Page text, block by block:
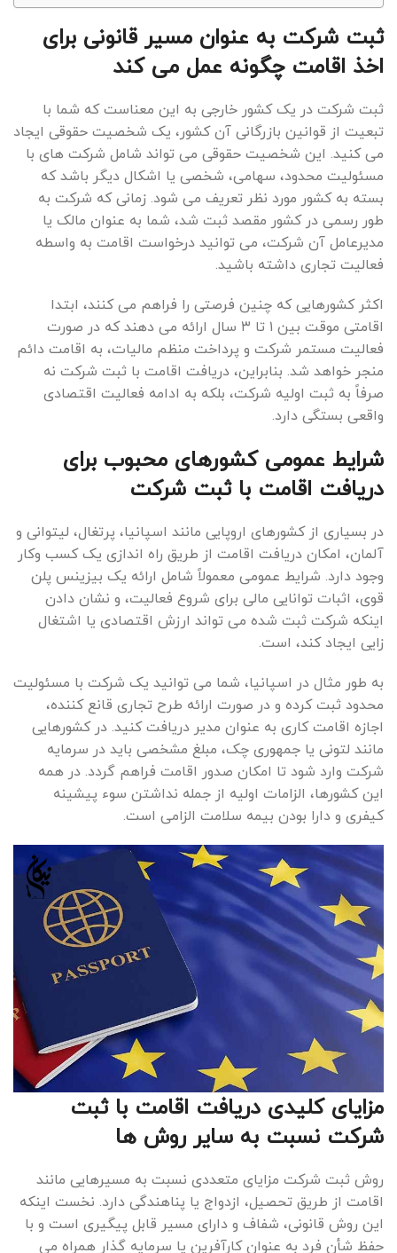
ثبت شرکت به عنوان مسیر قانونی برای
اخذ اقامت چگونه عمل می کند
ثبت شرکت در یک کشور خارجی به این معناست که شما با
تبعیت از قوانین بازرگانی آن کشور، یک شخصیت حقوقی ایجاد
می کنید. این شخصیت حقوقی می تواند شامل شرکت های با
مسئولیت محدود، سهامی، شخصی یا اشکال دیگر باشد که
بسته به کشور مورد نظر تعریف می شود. زمانی که شرکت به
طور رسمی در کشور مقصد ثبت شد، شما به عنوان مالک یا
مدیرعامل آن شرکت، می توانید درخواست اقامت به واسطه
فعالیت تجاری داشته باشید.
اکثر کشورهایی که چنین فرصتی را فراهم می کنند، ابتدا
اقامتی موقت بین ۱ تا ۳ سال ارائه می دهند که در صورت
فعالیت مستمر شرکت و پرداخت منظم مالیات، به اقامت دائم
منجر خواهد شد. بنابراین، دریافت اقامت با ثبت شرکت نه
صرفاً به ثبت اولیه شرکت، بلکه به ادامه فعالیت اقتصادی
واقعی بستگی دارد.
شرایط عمومی کشورهای محبوب برای
دریافت اقامت با ثبت شرکت
در بسیاری از کشورهای اروپایی مانند اسپانیا، پرتغال، لیتوانی و
آلمان، امکان دریافت اقامت از طریق راه اندازی یک کسب وکار
وجود دارد. شرایط عمومی معمولاً شامل ارائه یک بیزینس پلن
قوی، اثبات توانایی مالی برای شروع فعالیت، و نشان دادن
اینکه شرکت ثبت شده می تواند ارزش اقتصادی یا اشتغال
زایی ایجاد کند، است.
به طور مثال در اسپانیا، شما می توانید یک شرکت با مسئولیت
محدود ثبت کرده و در صورت ارائه طرح تجاری قانع کننده،
اجازه اقامت کاری به عنوان مدیر دریافت کنید. در کشورهایی
مانند لتونی یا جمهوری چک، مبلغ مشخصی باید در سرمایه
شرکت وارد شود تا امکان صدور اقامت فراهم گردد. در همه
این کشورها، الزامات اولیه از جمله نداشتن سوء پیشینه
کیفری و دارا بودن بیمه سلامت الزامی است.
مزایای کلیدی دریافت اقامت با ثبت
شرکت نسبت به سایر روش ها
روش ثبت شرکت مزایای متعددی نسبت به مسیرهایی مانند
اقامت از طریق تحصیل، ازدواج یا پناهندگی دارد. نخست اینکه
این روش قانونی، شفاف و دارای مسیر قابل پیگیری است و با
حفظ شأن فرد به عنوان کارآفرین یا سرمایه گذار همراه می